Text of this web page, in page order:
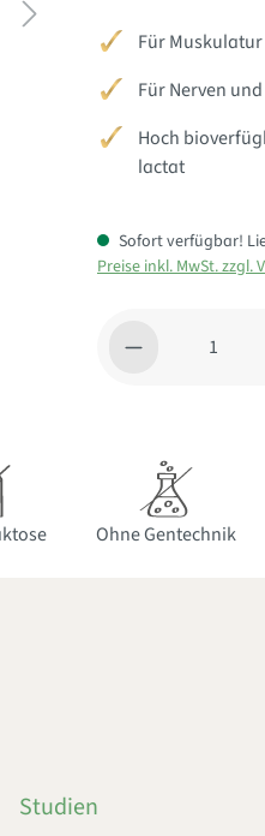
Für
Für Nerven
Hoch
lactat
Sofort verfügbar!
Preise inkl. MwSt. zzgl.
Produkt Anzahl:
Ohne Gentechnik
Studien